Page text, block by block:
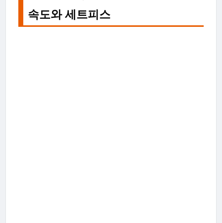
속도와 세트피스